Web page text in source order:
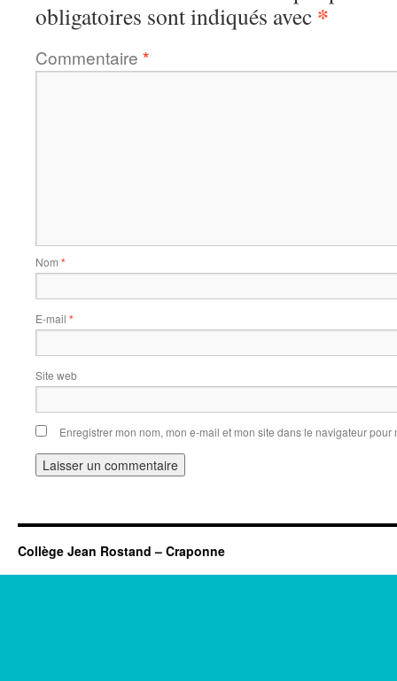
obligatoires sont indiqués avec *
Commentaire *
Nom *
E-mail *
Site web
Enregistrer mon nom, mon e-mail et mon site dans le navigateur
Collège Jean Rostand – Craponne